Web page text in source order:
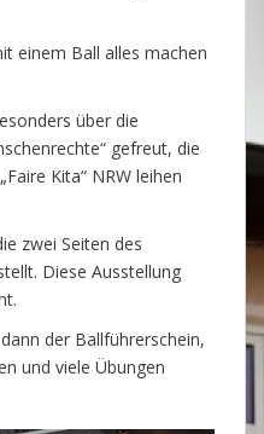
einem Ball alles machen
über die
gefreut, die
Kita“ NRW leihen
zwei Seiten des
Diese Ausstellung
der Ballführerschein,
und viele Übungen